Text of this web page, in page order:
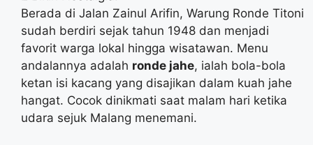
Berada di Jalan Zainul Arifin, Warung Ronde Titoni
sudah berdiri sejak tahun 1948 dan menjadi
favorit warga lokal hingga wisatawan. Menu
andalannya adalah ronde jahe, ialah bola-bola
ketan isi kacang yang disajikan dalam kuah jahe
hangat. Cocok dinikmati saat malam hari ketika
udara sejuk Malang menemani.